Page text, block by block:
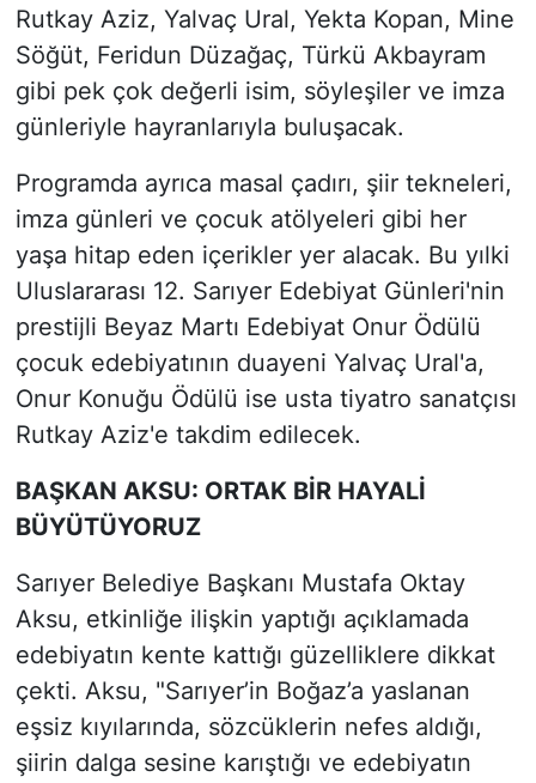
Rutkay Aziz, Yalvaç Ural, Yekta Kopan, Mine
Söğüt, Feridun Düzağaç, Türkü Akbayram
gibi pek çok değerli isim, söyleşiler ve imza
günleriyle hayranlarıyla buluşacak.
Programda ayrıca masal çadırı, şiir tekneleri,
imza günleri ve çocuk atölyeleri gibi her
yaşa hitap eden içerikler yer alacak. Bu yılki
Uluslararası 12. Sarıyer Edebiyat Günleri'nin
prestijli Beyaz Martı Edebiyat Onur Ödülü
çocuk edebiyatının duayeni Yalvaç Ural'a,
Onur Konuğu Ödülü ise usta tiyatro sanatçısı
Rutkay Aziz'e takdim edilecek.
BAŞKAN AKSU: ORTAK BİR HAYALİ
BÜYÜTÜYORUZ
Sarıyer Belediye Başkanı Mustafa Oktay
Aksu, etkinliğe ilişkin yaptığı açıklamada
edebiyatın kente kattığı güzelliklere dikkat
çekti. Aksu, "Sarıyer’in Boğaz’a yaslanan
eşsiz kıyılarında, sözcüklerin nefes aldığı,
şiirin dalga sesine karıştığı ve edebiyatın